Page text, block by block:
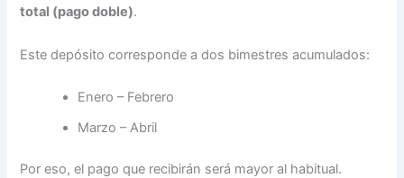
total (pago doble).
Este depósito corresponde a dos bimestres acumulados:
Enero – Febrero
Marzo – Abril
Por eso, el pago que recibirán será mayor al habitual.